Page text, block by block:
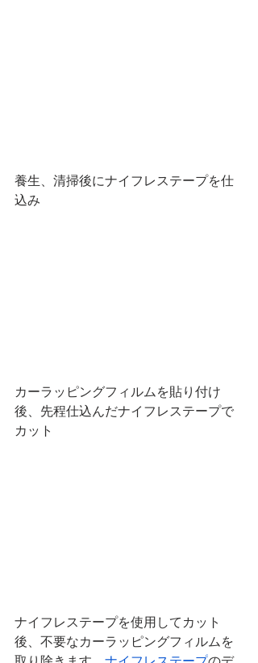
養生、清掃後にナイフレステープを仕
込み
カーラッピングフィルムを貼り付け
後、先程仕込んだナイフレステープで
カット
ナイフレステープを使用してカット
後、不要なカーラッピングフィルムを